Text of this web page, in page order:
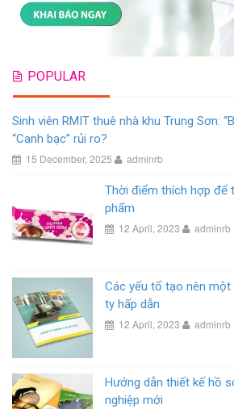
POPULAR
Sinh viên RMIT thuê nhà khu Trung Sơn:
“Canh bạc” rủi ro?
15 December, 2025 adminrb
Thời điểm thích hợp để
phẩm
12 April, 2023 adminrb
Các yếu tố tạo nên
ty hấp dẫn
12 April, 2023 adminrb
Hướng dẫn thiết kế hồ
nghiệp mới